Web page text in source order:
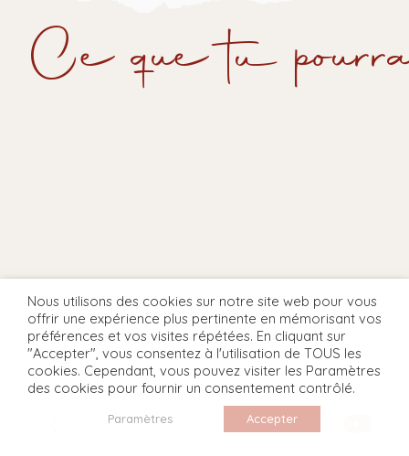
Ce que tu
Nous utilisons des cookies sur notre site web pour vous
offrir une expérience plus pertinente en mémorisant vos
préférences et vos visites répétées. En cliquant sur
"Accepter", vous consentez à l'utilisation de TOUS les
cookies. Cependant, vous pouvez visiter les Paramètres
des cookies pour fournir un consentement contrôlé.
Paramètres Accepter